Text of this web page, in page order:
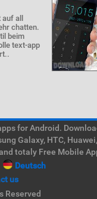
all
chatten.
beim
text-app
for Android.
Galaxy, HTC,
totaly Free Mobile
Deutsch
us
Reserved